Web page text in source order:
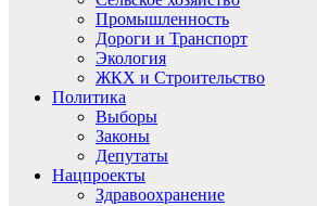
Промышленность
Дороги и Транспорт
Экология
ЖКХ и Строительство
Политика
Выборы
Законы
Депутаты
Нацпроекты
Здравоохранение